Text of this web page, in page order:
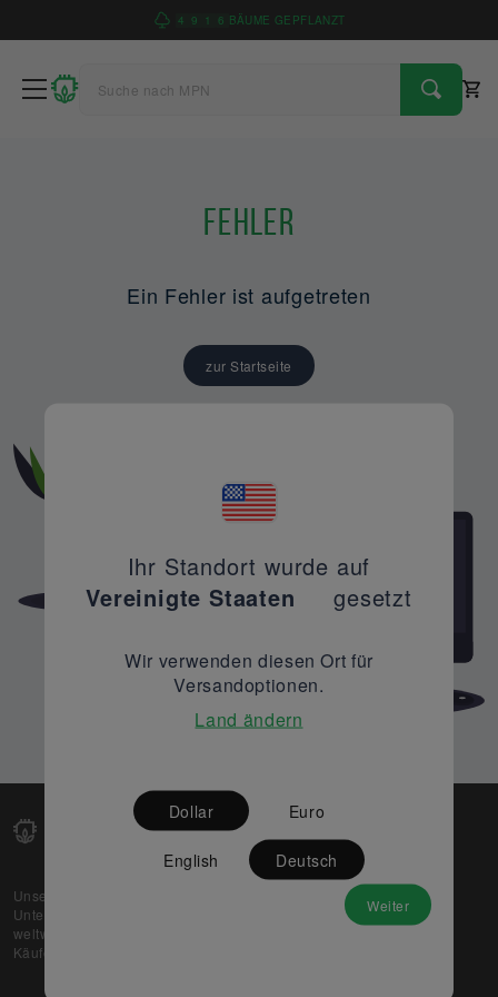
4 9 1 6 BÄUME GEPFLANZT
Fehler
Ein Fehler ist aufgetreten
zur Startseite
Unsere Web-Plattform unterstützt OEM- und EMS-
Unternehmen dabei, ihre überschüssigen Lagerbestände
weltweit zu verkaufen und gleichzeitig den potenziellen
Käufern beste Preise und Qualität zu bieten.
Partner
Ihr Standort wurde auf
Vereinigte Staaten
gesetzt
Wir verwenden diesen Ort für
Versandoptionen.
Land ändern
Dollar Euro
English Deutsch
Weiter